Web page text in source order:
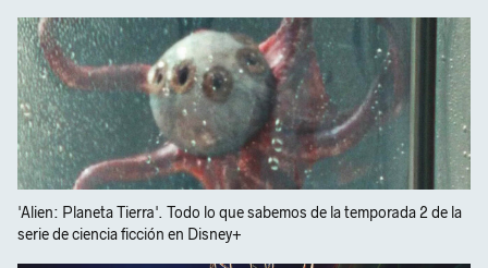
'Alien: Planeta Tierra'. Todo lo que sabemos de la temporada 2 de la
serie de ciencia ficción en Disney+